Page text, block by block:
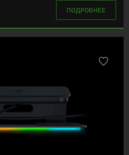
ПОДРОБНЕЕ